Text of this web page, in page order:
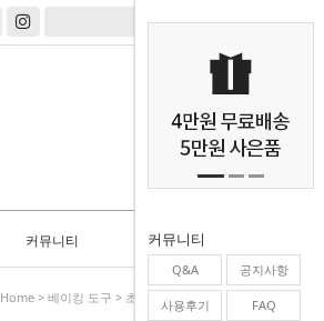
커뮤니티 커뮤니티
Q&A 공지사항
사용후기 FAQ
Home > 베이킹 도구 > 초콜릿틀/양갱틀/몰드